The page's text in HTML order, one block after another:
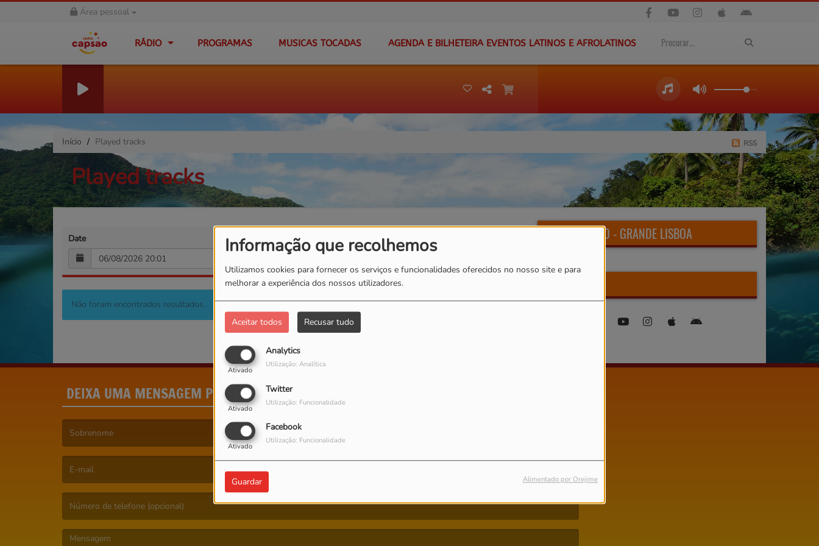
Informação que recolhemos
Utilizamos cookies para fornecer os serviços e funcionalidades oferecidos no nosso site e para
melhorar a experiência dos nossos utilizadores.
Aceitar todos Recusar tudo
Analytics
Ativado
Utilização: Analítica
Twitter
Ativado
Utilização: Funcionalidade
Facebook
Ativado
Utilização: Funcionalidade
Guardar Alimentado por Orejime
Área pessoal
RÁDIO PROGRAMAS MUSICAS TOCADAS AGENDA E BILHETEIRA EVENTOS LATINOS E AFROLATINOS
Início Played tracks
Played tracks
RSS
Date
Não foram encontrados resultados.
RÁDIO CAPSAO - GRANDE LISBOA
DEIXA UMA MENSAGEM POR FAVOR